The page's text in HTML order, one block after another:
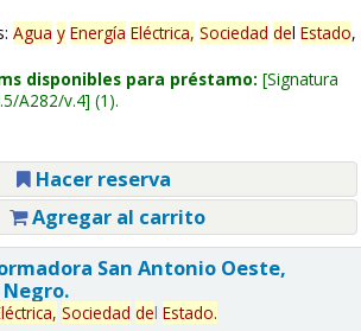
Agua y Energía Eléctrica, Sociedad del Estado,
disponibles para préstamo: Signatura
A282/v.4 (1).
Hacer reserva
Agregar al carrito
San Antonio Oeste,
Sociedad del Estado.